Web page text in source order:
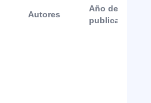
Autores
Año de
publicación